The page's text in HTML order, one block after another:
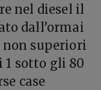
nel diesel il
dall’ormai
superiori
1 sotto gli 80
case